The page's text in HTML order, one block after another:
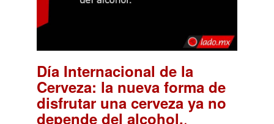
Día Internacional de la
Cerveza: la nueva forma de
disfrutar una cerveza ya no
depende del alcohol..